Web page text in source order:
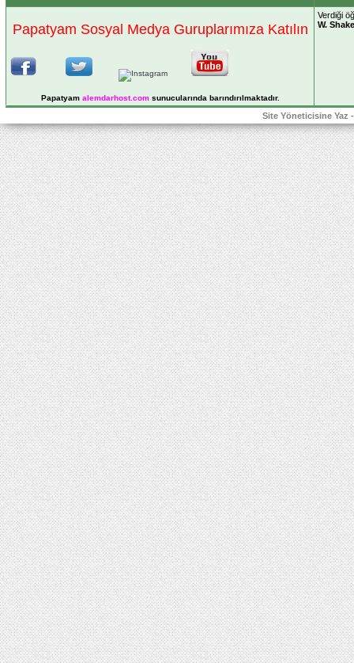
Papatyam Sosyal Medya Guruplarımıza Katılın
Papatyam alemdarhost.comsunucularında barındırılmaktadır.
Verdiği
W.
Site Yöneticisine Yaz